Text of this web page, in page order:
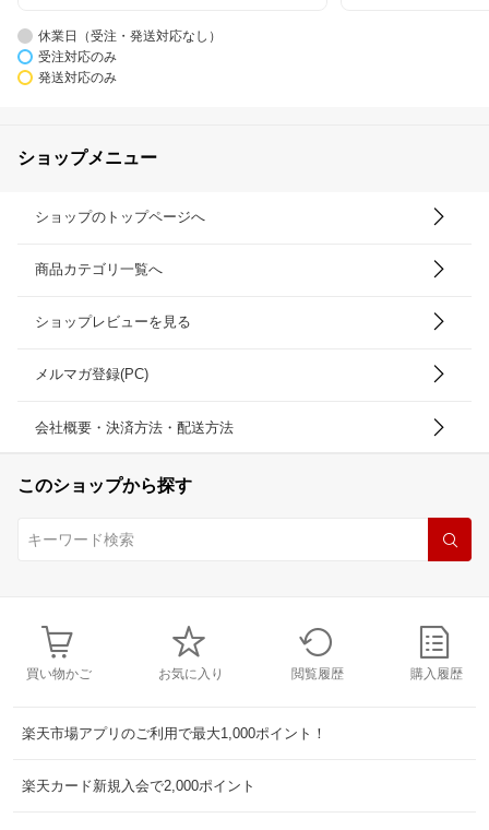
休業日（受注・発送対応なし）
受注対応のみ
発送対応のみ
ショップメニュー
ショップのトップページへ
商品カテゴリ一覧へ
ショップレビューを見る
メルマガ登録(PC)
会社概要・決済方法・配送方法
このショップから探す
買い物かご お気に入り 閲覧履歴 購入履歴
楽天市場アプリのご利用で最大1,000ポイント！
楽天カード新規入会で2,000ポイント